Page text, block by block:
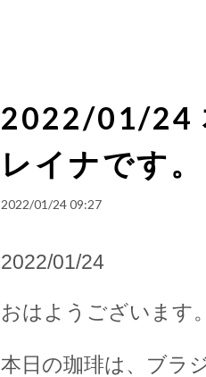
2022/01/24
レイナです。
2022/01/24 09:27
2022/01/24
おはようございます。
本日の珈琲は、ブラ